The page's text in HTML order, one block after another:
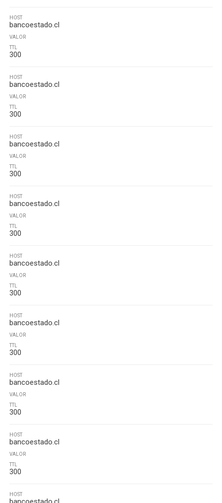
HOST
bancoestado.cl
VALOR
TTL
300
HOST
bancoestado.cl
VALOR
TTL
300
HOST
bancoestado.cl
VALOR
TTL
300
HOST
bancoestado.cl
VALOR
TTL
300
HOST
bancoestado.cl
VALOR
TTL
300
HOST
bancoestado.cl
VALOR
TTL
300
HOST
bancoestado.cl
VALOR
TTL
300
HOST
bancoestado.cl
VALOR
TTL
300
HOST